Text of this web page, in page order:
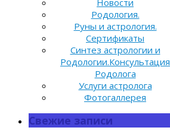
Родология.
Руны и астрология.
Сертификаты
Синтез астрологии и
Родологии.Консультация
Родолога
Услуги астролога
Фотогаллерея
Свежие записи